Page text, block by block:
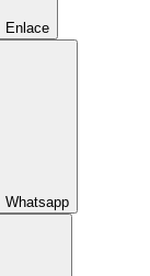
Enlace
Whatsapp